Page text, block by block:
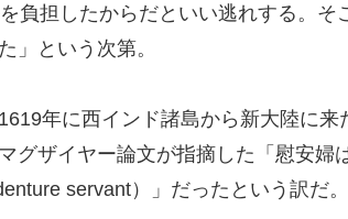
負担したからだといい逃れする。そ
」という次第。
年に西インド諸島から新大陸に来
グザイヤー論文が指摘した「慰安婦
servant）」だったという訳だ。